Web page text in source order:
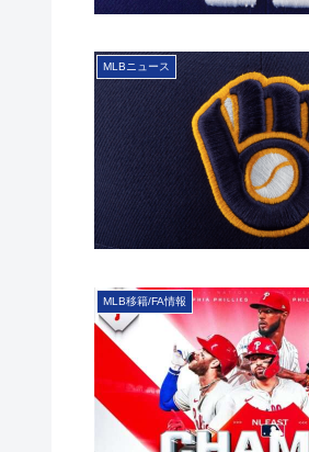
MLBニュース
MLB移籍/FA情報